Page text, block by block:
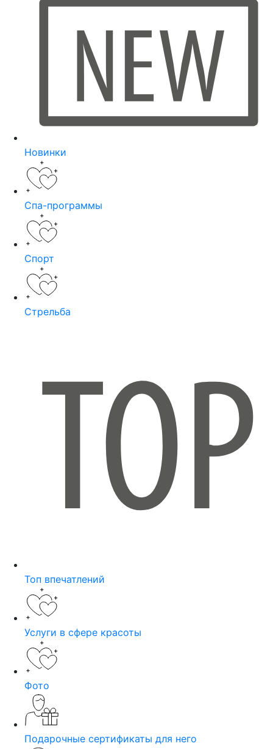
Новинки
Спа-программы
Спорт
Стрельба
Топ впечатлений
Услуги в сфере красоты
Фото
Подарочные сертификаты для него